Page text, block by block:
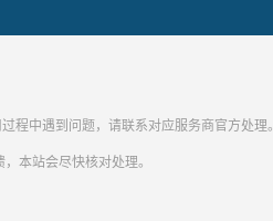
中遇到问题，请联系对应服务商官方处理。
，本站会尽快核对处理。